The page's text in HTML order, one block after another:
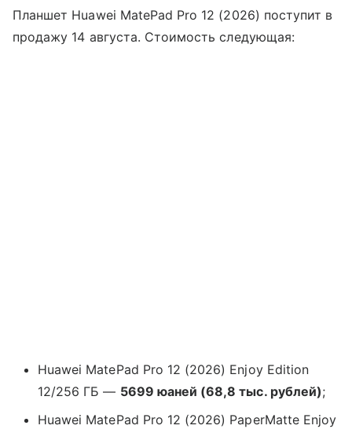
Планшет Huawei MatePad Pro 12 (2026) поступит в
продажу 14 августа. Стоимость следующая:
Huawei MatePad Pro 12 (2026) Enjoy Edition
12/256 ГБ — 5699 юаней (68,8 тыс. рублей);
Huawei MatePad Pro 12 (2026) PaperMatte Enjoy